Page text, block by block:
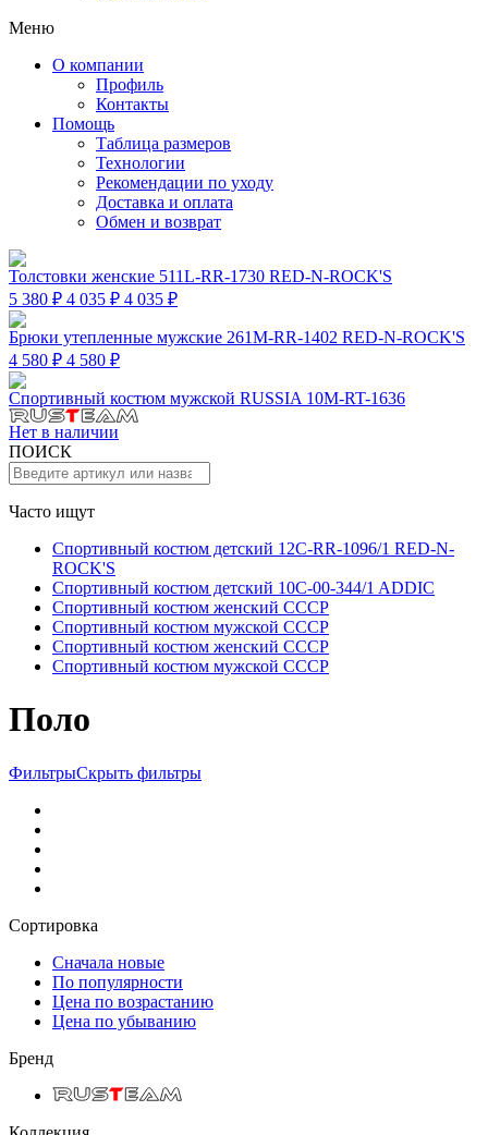
Меню
О компании
Профиль
Контакты
Помощь
Таблица размеров
Технологии
Рекомендации по уходу
Доставка и оплата
Обмен и возврат
Толстовки женские 511L-RR-1730 RED-N-ROCK'S
5 380 ₽ 4 035 ₽ 4 035 ₽
Брюки утепленные мужские 261M-RR-1402 RED-N-ROCK'S
4 580 ₽ 4 580 ₽
Спортивный костюм мужской RUSSIA 10M-RT-1636
Нет в наличии
ПОИСК
Часто ищут
Спортивный костюм детский 12C-RR-1096/1 RED-N-
ROCK'S
Спортивный костюм детский 10C-00-344/1 ADDIC
Спортивный костюм женский СССР
Спортивный костюм мужской СССР
Спортивный костюм женский СССР
Спортивный костюм мужской СССР
Поло
ФильтрыСкрыть фильтры
Сортировка
Сначала новые
По популярности
Цена по возрастанию
Цена по убыванию
Бренд